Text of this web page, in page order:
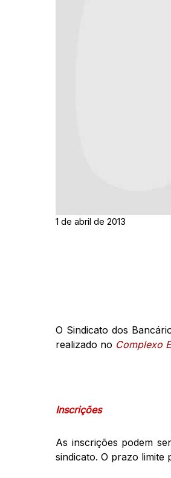
1 de abril de 2013
O Sindicato dos
realizado no Complexo
Inscrições
As inscrições podem
sindicato. O prazo limite